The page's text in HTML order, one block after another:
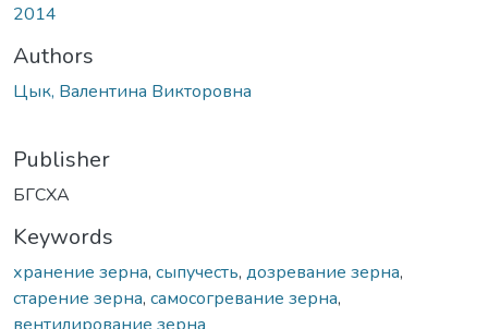
2014
Authors
Цык, Валентина Викторовна
Publisher
БГСХА
Keywords
хранение зерна, сыпучесть, дозревание зерна,
старение зерна, самосогревание зерна,